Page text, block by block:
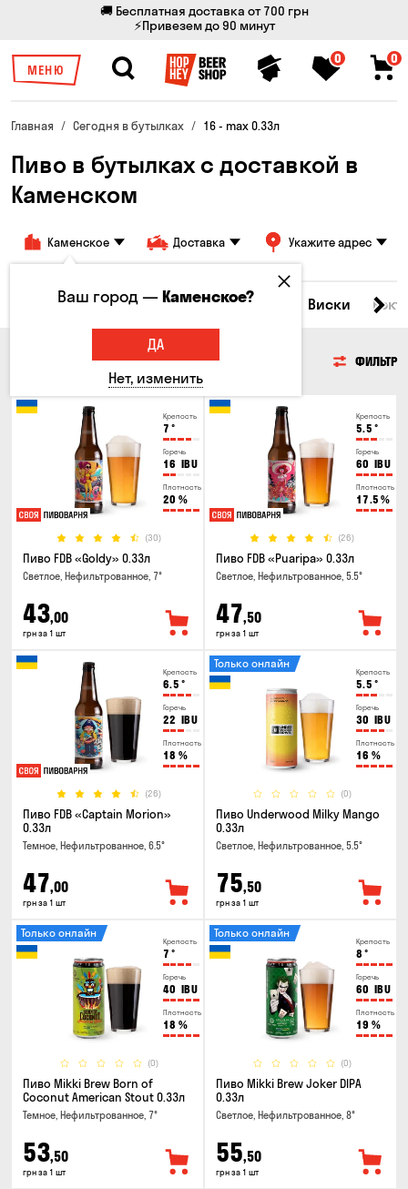
🚚 Бесплатная доставка от 700 грн
⚡Привезем до 90 минут
МЕНЮ
0 0
Главная Сегодня в бутылках 16 - max 0.33л
Пиво в бутылках с доставкой в
Каменском
Каменское Доставка Укажите адрес
Все товары Пиво Сидр Виски
ФИЛЬТР
Крепость
7 °
Горечь
16 IBU
Плотность
20 %
(30)
Пиво FDB «Goldy» 0.33л
Светлое, Нефильтрованное, 7°
43,00
грн за 1 шт
Крепость
5.5 °
Горечь
60 IBU
Плотность
17.5 %
(26)
Пиво FDB «Puaripa» 0.33л
Светлое, Нефильтрованное, 5.5°
47,50
грн за 1 шт
Крепость
6.5 °
Горечь
22 IBU
Плотность
18 %
(26)
Пиво FDB «Captain Morion»
0.33л
Темное, Нефильтрованное, 6.5°
47,00
грн за 1 шт
Крепость
5.5 °
Горечь
30 IBU
Плотность
16 %
(0)
Только онлайн
Пиво Underwood Milky Mango
0.33л
Светлое, Нефильтрованное, 5.5°
75,50
грн за 1 шт
Крепость
7 °
Горечь
40 IBU
Плотность
18 %
(0)
Только онлайн
Пиво Mikki Brew Born of
Coconut American Stout 0.33л
Темное, Нефильтрованное, 7°
53,50
грн за 1 шт
Крепость
8 °
Горечь
60 IBU
Плотность
19 %
(0)
Только онлайн
Пиво Mikki Brew Joker DIPA
0.33л
Светлое, Нефильтрованное, 8°
55,50
грн за 1 шт
Ваш город —Каменское?
ДА
Нет, изменить